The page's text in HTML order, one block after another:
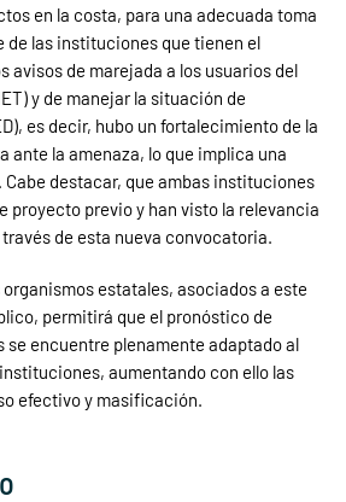
en la costa, para una adecuada toma
de las instituciones que tienen el
avisos de marejada a los usuarios del
y de manejar la situación de
es decir, hubo un fortalecimiento de la
ante la amenaza, lo que implica una
destacar, que ambas instituciones
proyecto previo y han visto la relevancia
de esta nueva convocatoria.
estatales, asociados a este
permitirá que el pronóstico de
se encuentre plenamente adaptado al
aumentando con ello las
efectivo y masificación.